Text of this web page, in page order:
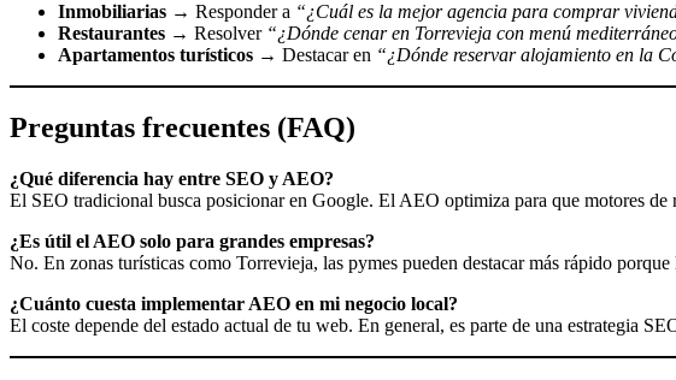
Inmobiliarias → Responder a “¿Cuál es la mejor agencia para comprar
Restaurantes → Resolver “¿Dónde cenar en Torrevieja con menú
Apartamentos turísticos → Destacar en “¿Dónde reservar alojamiento en la
Preguntas frecuentes (FAQ)
¿Qué diferencia hay entre SEO y AEO?
El SEO tradicional busca posicionar en Google. El AEO optimiza para que motores
¿Es útil el AEO solo para grandes empresas?
No. En zonas turísticas como Torrevieja, las pymes pueden destacar más rápido
¿Cuánto cuesta implementar AEO en mi negocio local?
El coste depende del estado actual de tu web. En general, es parte de una estrategia